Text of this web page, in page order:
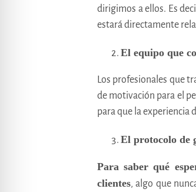
dirigimos a ellos. Es
estará directamente
El equipo que
Los profesionales que
de motivación para el
para que la experiencia
El protocolo de
Para saber qué
clientes, algo que